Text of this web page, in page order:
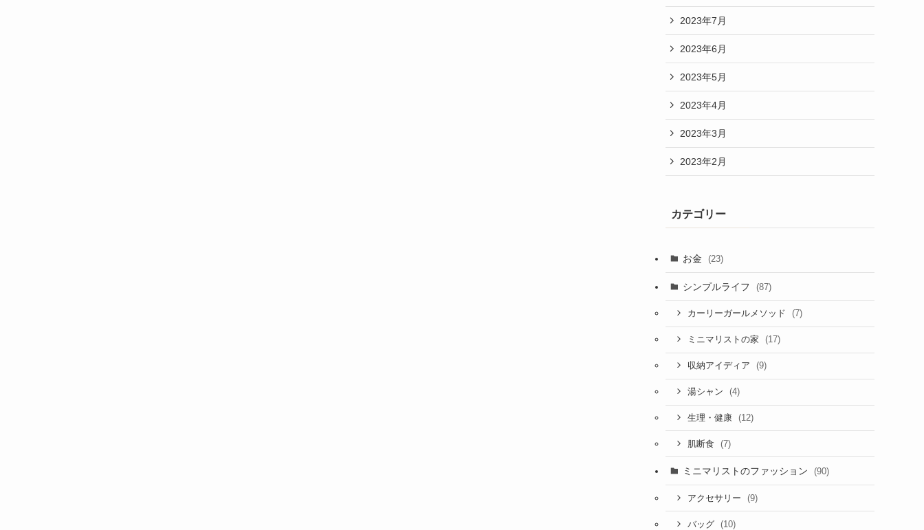
2023年7月
2023年6月
2023年5月
2023年4月
2023年3月
2023年2月
カテゴリー
お金 (23)
シンプルライフ (87)
カーリーガールメソッド (7)
ミニマリストの家 (17)
収納アイディア (9)
湯シャン (4)
生理・健康 (12)
肌断食 (7)
ミニマリストのファッション (90)
アクセサリー (9)
バッグ (10)